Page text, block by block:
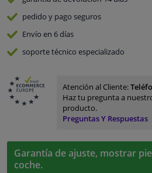
pedido y pago seguros
Envío en 6 días
soporte técnico especializado
Atención al Cliente:
Haz tu pregunta a
producto.
Preguntas Y Respuestas
Garantía de ajuste, mostrar
coche.